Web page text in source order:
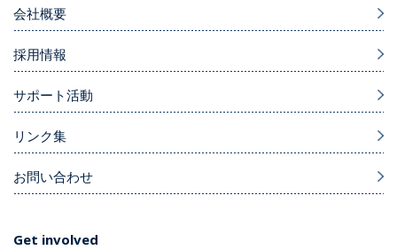
会社概要
採用情報
サポート活動
リンク集
お問い合わせ
Get involved